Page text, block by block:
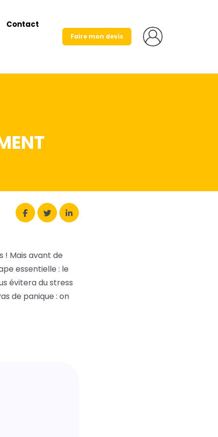
Contact
Faire mon devis
! Mais avant de
essentielle : le
évitera du stress
de panique : on